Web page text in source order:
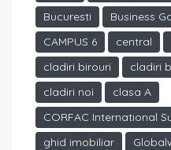
Bucuresti
Business
CAMPUS 6
central
cladiri birouri
cladiri
cladiri noi
clasa A
CORFAC International
ghid imobiliar